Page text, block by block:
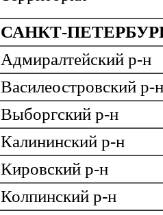
САНКТ-
Адмиралтейский р-н
Василеостровский р-н
Выборгский р-н
Калининский р-н
Кировский р-н
Колпинский р-н